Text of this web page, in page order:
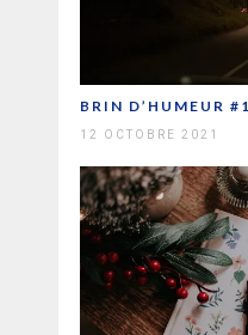
BRIN D’HUMEUR
12 OCTOBRE 2021